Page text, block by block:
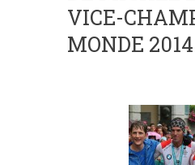
VICE-
MONDE 2014